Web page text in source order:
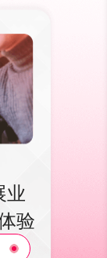
业
验